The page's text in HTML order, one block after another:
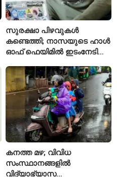
സുരക്ഷാ പിഴവുകൾ
കണ്ടെത്തി; നാസയുടെ ഹാൾ
ഓഫ് ഫെയിമിൽ ഇടംനേടി
കനത്ത മഴ; വിവിധ
സംസ്ഥാനങ്ങളിൽ
വിദ്യാഭ്യാസ